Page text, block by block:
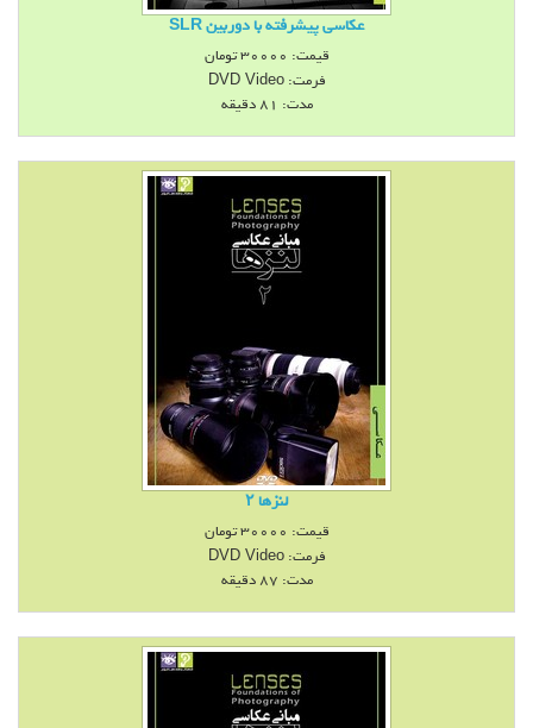
عکاسی پیشرفته با دوربین SLR
قیمت: 30000تومان
فرمت:DVD Video
مدت: 81 دقيقه
لنزها ۲
قیمت: 30000تومان
فرمت:DVD Video
مدت: 87 دقیقه